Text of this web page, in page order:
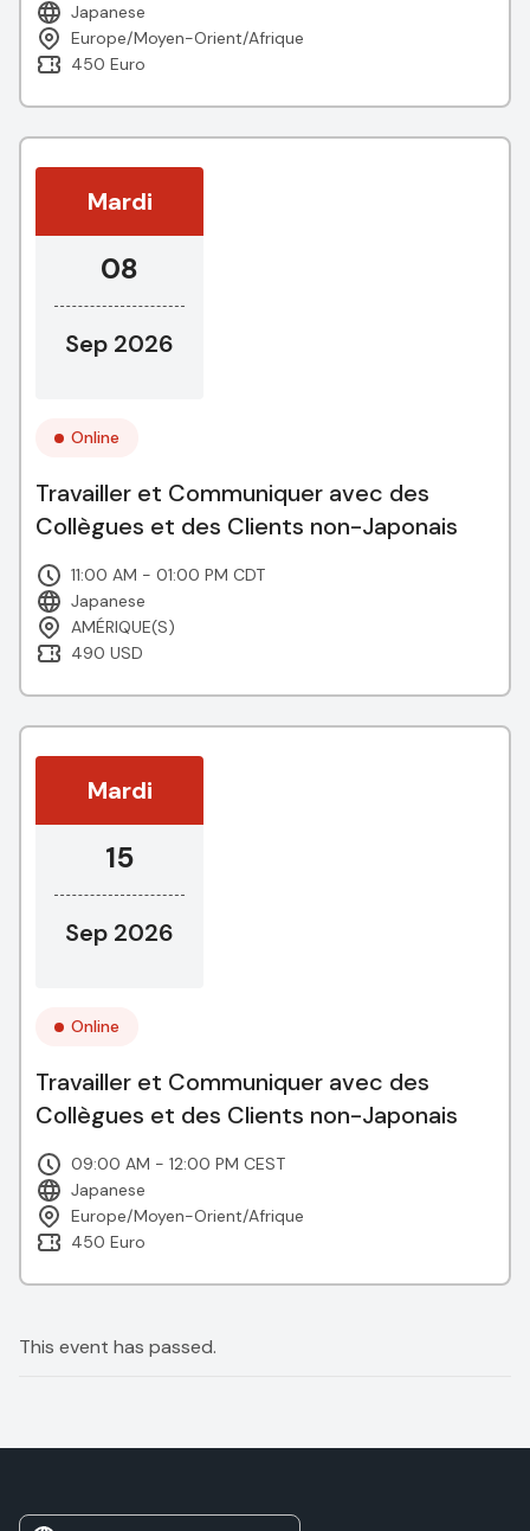
Japanese
Europe/Moyen-Orient/Afrique
450 Euro
Mardi
08
Sep 2026
Online
Travailler et Communiquer avec des
Collègues et des Clients non-Japonais
11:00 AM - 01:00 PM CDT
Japanese
AMÉRIQUE(S)
490 USD
Mardi
15
Sep 2026
Online
Travailler et Communiquer avec des
Collègues et des Clients non-Japonais
09:00 AM - 12:00 PM CEST
Japanese
Europe/Moyen-Orient/Afrique
450 Euro
This event has passed.